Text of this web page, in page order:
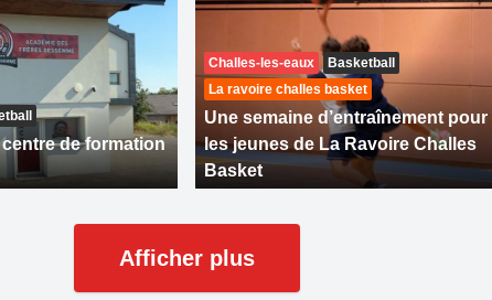
de formation
Challes-les-eaux
Basketball
La ravoire challes basket
Une semaine d’entraînement pour
les jeunes de La Ravoire Challes
Basket
Afficher plus